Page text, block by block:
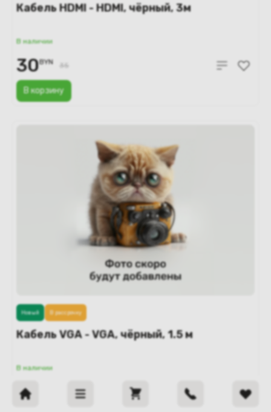
Кабель HDMI - HDMI, чёрный, 3м
В наличии
В корзину
30BYN 35
Кабель VGA - VGA, чёрный, 1.5 м
В наличии
Новый В рассрочку
15